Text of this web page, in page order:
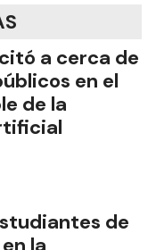
a cerca de
en el
de la
de